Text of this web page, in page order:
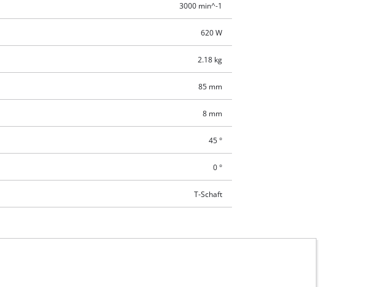
um
3000 min^-1
620 W
2.18 kg
85 mm
8 mm
45 °
0 °
T-Schaft